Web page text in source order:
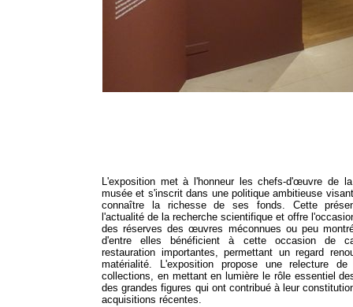
L'exposition met à l'honneur les chefs-d'œuvre de
musée et s'inscrit dans une politique ambitieuse
connaître la richesse de ses fonds. Cette
l'actualité de la recherche scientifique et offre
des réserves des œuvres méconnues ou peu
d'entre elles bénéficient à cette occasion de
restauration importantes, permettant un regard
matérialité. L'exposition propose une relecture
collections, en mettant en lumière le rôle essentiel
des grandes figures qui ont contribué à leur
acquisitions récentes.